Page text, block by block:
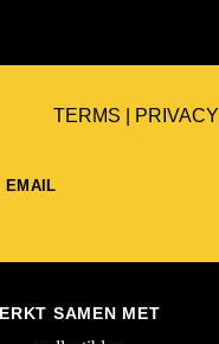
EMAIL
TERMS PRIVACY
SAMEN MET